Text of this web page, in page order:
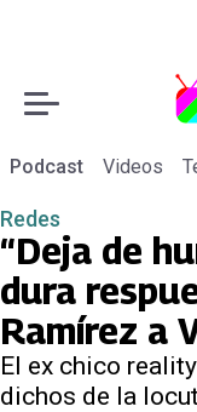
Podcast Videos
Redes
“Deja de
dura
Ramírez a
El ex chico
dichos de la